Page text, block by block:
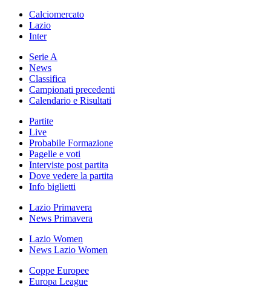
Calciomercato
Lazio
Inter
Serie A
News
Classifica
Campionati precedenti
Calendario e Risultati
Partite
Live
Probabile Formazione
Pagelle e voti
Interviste post partita
Dove vedere la partita
Info biglietti
Lazio Primavera
News Primavera
Lazio Women
News Lazio Women
Coppe Europee
Europa League